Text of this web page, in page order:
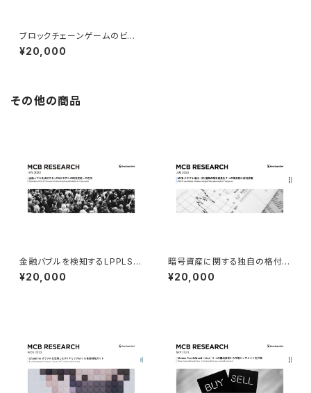
ブロックチェーンゲームのビジ
ネスモデルの分類と収益推定（2
023年4月発行）
¥20,000
その他の商品
金融バブルを検知するLPPLSモ
デルの暗号資産への応用（202
3年1月発行）
¥20,000
暗号資産に関する独自の格付評
価モデルを考案（2023年7月発
行）
¥20,000